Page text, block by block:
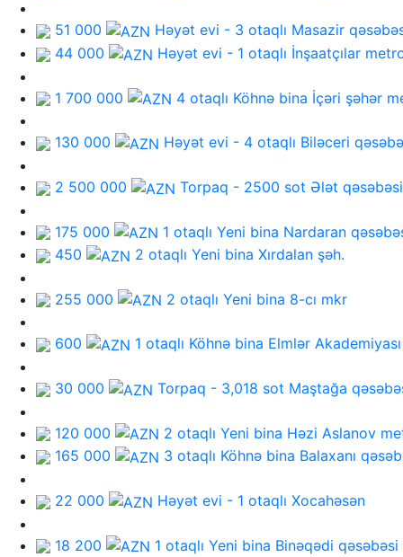
51 000 Həyət evi - 3 otaqlı Masazir
44 000
Həyət evi - 1 otaqlı İnşaatçılar
1 700 000 4 otaqlı Köhnə bina İçəri şəhər
130 000 Həyət evi - 4 otaqlı Biləceri
2 500 000 Torpaq - 2500 sot Ələt qəsəbəsi
175 000 1 otaqlı Yeni bina Nardaran
450
2 otaqlı Yeni bina Xırdalan şəh.
255 000 2 otaqlı Yeni bina 8-cı mkr
600 1 otaqlı Köhnə bina Elmlər
30 000 Torpaq - 3,018 sot Maştağa
120 000 2 otaqlı Yeni bina Həzi Aslanov
165 000
3 otaqlı Köhnə bina Balaxanı
22 000 Həyət evi - 1 otaqlı Xocahəsən
18 200 1 otaqlı Yeni bina Binəqədi qəsəbəsi